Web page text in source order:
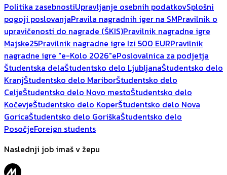
Politika zasebnostiUpravljanje osebnih podatkovSplošni
pogoji poslovanjaPravila nagradnih iger na SMPravilnik o
upravičenosti do nagrade (ŠKIS)Pravilnik nagradne igre
Majske25Pravilnik nagradne igre Izi 500 EURPravilnik
nagradne igre "e-Kolo 2026"ePoslovalnica za podjetja
Študentska delaŠtudentsko delo LjubljanaŠtudentsko delo
KranjŠtudentsko delo MariborŠtudentsko delo
CeljeŠtudentsko delo Novo mestoŠtudentsko delo
KočevjeŠtudentsko delo KoperŠtudentsko delo Nova
GoricaŠtudentsko delo GoriškaŠtudentsko delo
PosočjeForeign students
Naslednji job imaš v žepu